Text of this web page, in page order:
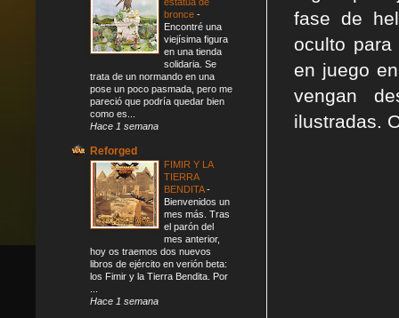
fase de
oculto para
en juego
vengan
ilustradas.
bronce -
Encontré una
viejísima figura
en una tienda
solidaria. Se
trata de un normando en una
pose un poco pasmada, pero me
pareció que podría quedar bien
como es...
Hace 1 semana
Reforged
FIMIR Y LA
TIERRA
BENDITA-
Bienvenidos un
mes más. Tras
el parón del
mes anterior,
hoy os traemos dos nuevos
libros de ejército en verión beta:
los Fimir y la Tierra Bendita. Por
Hace 1 semana